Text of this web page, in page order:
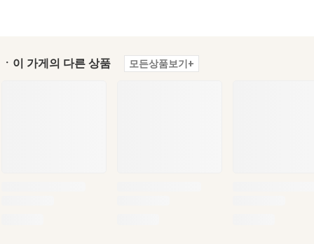
ㆍ이 가게의 다른 상품 모든상품보기+